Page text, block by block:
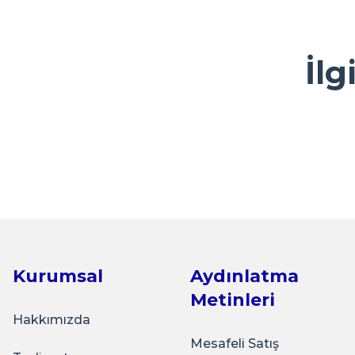
Tohum Saklamak için çok güzel
Kurumsal
Hakkımızda
Aydınlatma
Metinleri
Mesafeli Satış